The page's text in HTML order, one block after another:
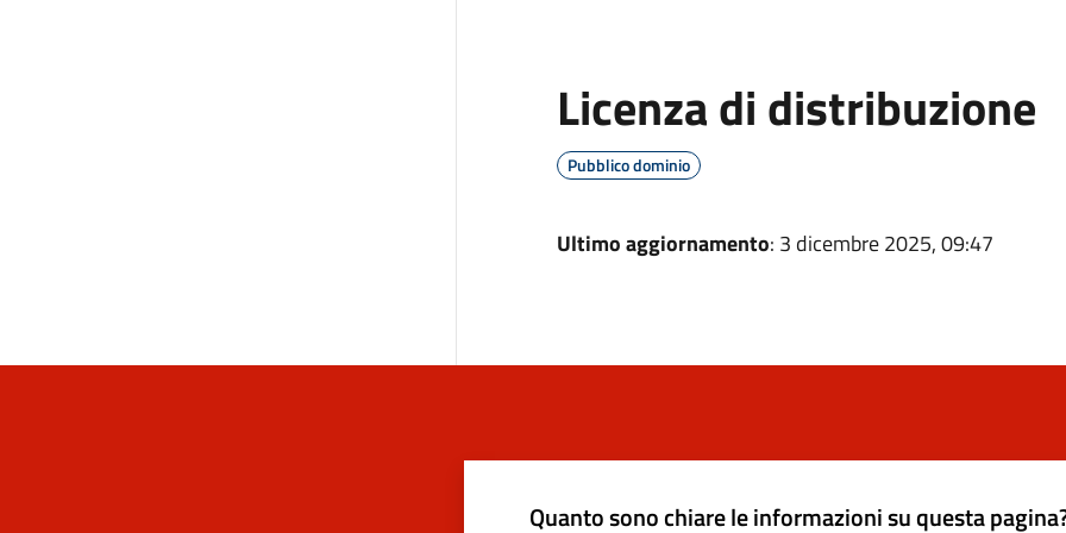
Licenza di distribuzione
Pubblico dominio
Ultimo aggiornamento: 3 dicembre 2025, 09:47
Quanto sono chiare le informazioni su questa